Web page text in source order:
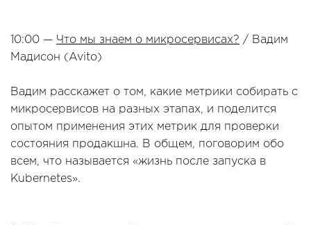
10:00 — Что мы знаем о микросервисах? / Вадим
Мадисон (Avito)
Вадим расскажет о том, какие метрики собирать с
микросервисов на разных этапах, и поделится
опытом применения этих метрик для проверки
состояния продакшна. В общем, поговорим обо
всем, что называется «жизнь после запуска в
Kubernetes».